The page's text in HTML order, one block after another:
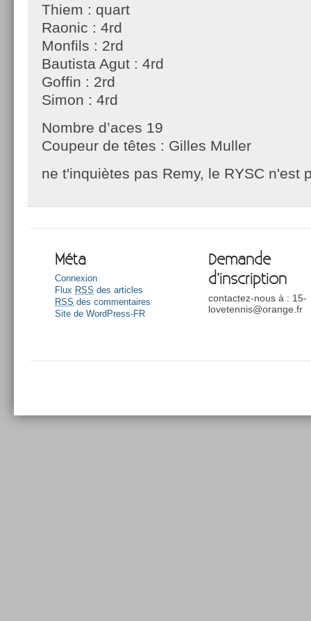
Thiem : quart
Raonic : 4rd
Monfils : 2rd
Bautista Agut : 4rd
Goffin : 2rd
Simon : 4rd
Nombre d’aces 19
Coupeur de têtes : Gilles Muller
ne t'inquiètes pas Remy, le RYSC n'est
Méta
Connexion
Flux RSS des articles
RSS des commentaires
Site de WordPress-FR
Demande
d’inscription
contactez-nous à : 15-
lovetennis@orange.fr